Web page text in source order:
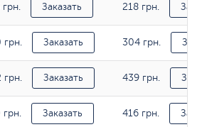
Заказать 218 грн.
грн. Заказать 304 грн.
Заказать 439 грн.
Заказать 416 грн.